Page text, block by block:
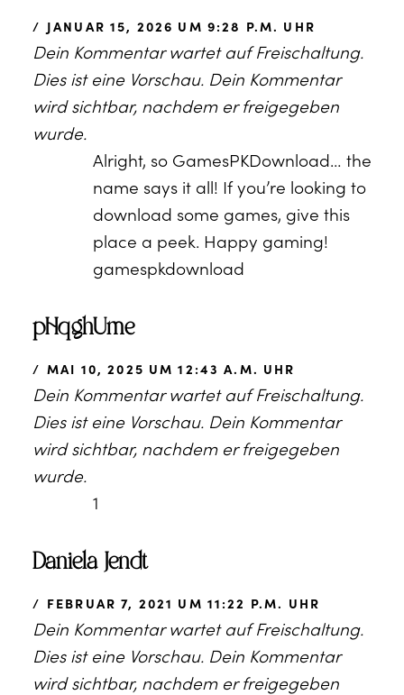
JANUAR 15, 2026 UM 9:28 P.M. UHR
Dein Kommentar wartet auf Freischaltung.
Dies ist eine Vorschau. Dein Kommentar
wird sichtbar, nachdem er freigegeben
wurde.
Alright, so GamesPKDownload… the
name says it all! If you’re looking to
download some games, give this
place a peek. Happy gaming!
gamespkdownload
pHqghUme
MAI 10, 2025 UM 12:43 A.M. UHR
Dein Kommentar wartet auf Freischaltung.
Dies ist eine Vorschau. Dein Kommentar
wird sichtbar, nachdem er freigegeben
wurde.
1
Daniela Jendt
FEBRUAR 7, 2021 UM 11:22 P.M. UHR
Dein Kommentar wartet auf Freischaltung.
Dies ist eine Vorschau. Dein Kommentar
wird sichtbar, nachdem er freigegeben